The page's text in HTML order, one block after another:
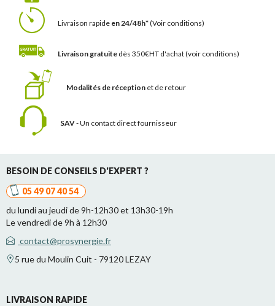
Livraison rapide en 24/48h*(Voir conditions)
Livraison gratuite dès 350€HT d'achat(voir conditions)
Modalités de réception et de retour
SAV- Un contact direct fournisseur
BESOIN DE CONSEILS D'EXPERT ?
05 49 07 40 54
du lundi au jeudi de 9h-12h30 et 13h30-19h
Le vendredi de 9h à 12h30
contact@prosynergie.fr
5 rue du Moulin Cuit - 79120 LEZAY
LIVRAISON RAPIDE